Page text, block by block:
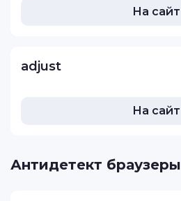
На сайт
adjust
На сайт
Антидетект браузеры